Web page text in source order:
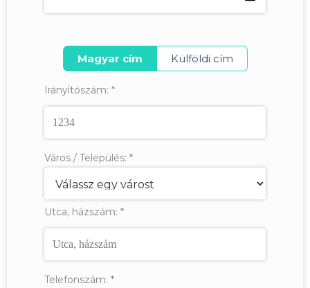
Magyar cím Külföldi cím
Irányítószám: *
Város / Település: *
Utca, házszám: *
Telefonszám: *